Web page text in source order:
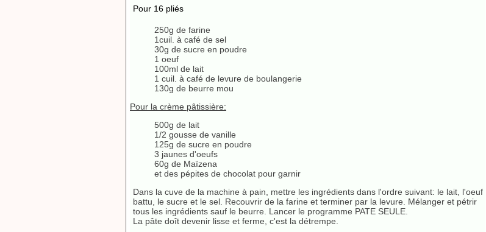
Pour 16 pliés
250g de farine
1cuil. à café de sel
30g de sucre en poudre
1 oeuf
100ml de lait
1 cuil. à café de levure de boulangerie
130g de beurre mou
Pour la crème pâtissière:
500g de lait
1/2 gousse de vanille
125g de sucre en poudre
3 jaunes d'oeufs
60g de Maïzena
et des pépites de chocolat pour garnir
Dans la cuve de la machine à pain, mettre les ingrédients dans l'ordre suivant: le lait, l'oeuf
battu, le sucre et le sel. Recouvrir de la farine et terminer par la levure. Mélanger et pétrir
tous les ingrédients sauf le beurre. Lancer le programme PATE SEULE.
La pâte doît devenir lisse et ferme, c'est la détrempe.